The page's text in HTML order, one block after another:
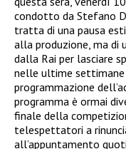
condotto da Stefano
tratta di una pausa
alla produzione, ma di
dalla Rai per lasciare
nelle ultime
programmazione
programma è ormai
finale della
telespettatori a
all’appuntamento